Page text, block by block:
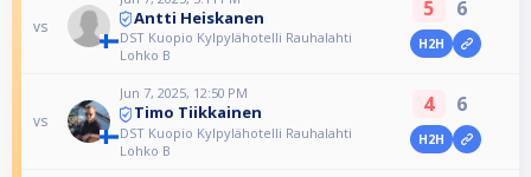
vs Antti Heiskanen
DST Kuopio Kylpylähotelli Rauhalahti
Lohko B
5 6
H2H
vs
Jun 7, 2025, 12:50 PM
Timo Tiikkainen
DST Kuopio Kylpylähotelli Rauhalahti
Lohko B
4 6
H2H